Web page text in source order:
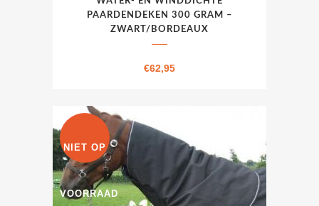
product
kan
gekozen
worden
op
de
PAARDENDEKEN 300 GRAM –
ZWART/BORDEAUX
€62,95
NIET OP
VOORRAAD